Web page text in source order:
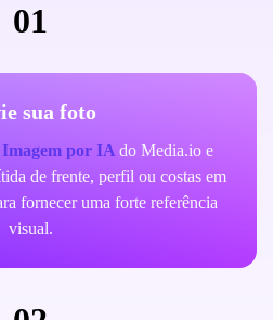
01
sua foto
por IA do Media.io e
de frente, perfil ou costas em
fornecer uma forte referência
visual.